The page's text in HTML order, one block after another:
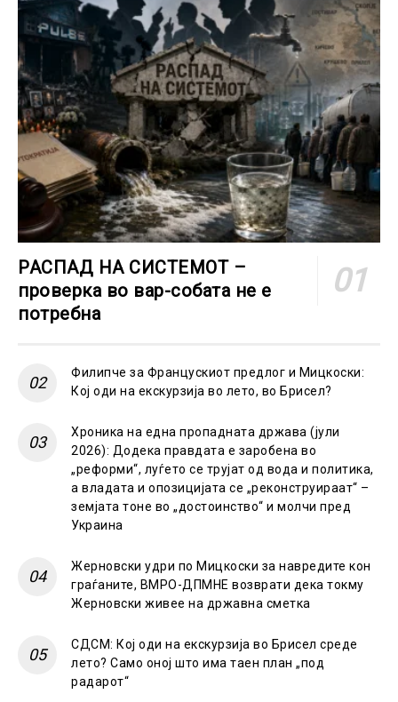
РАСПАД НА СИСТЕМОТ –
проверка во вар-собата не е
потребна
Филипче за Францускиот предлог и Мицкоски:
Кој оди на екскурзија во лето, во Брисел?
Хроника на една пропадната држава (јули
2026): Додека правдата е заробена во
„реформи“, луѓето се трујат од вода и политика,
а владата и опозицијата се „реконструираат“ –
земјата тоне во „достоинство“ и молчи пред
Украина
Жерновски удри по Мицкоски за навредите кон
граѓаните, ВМРО-ДПМНЕ возврати дека токму
Жерновски живее на државна сметка
СДСМ: Кој оди на екскурзија во Брисел среде
лето? Само оној што има таен план „под
радарот“